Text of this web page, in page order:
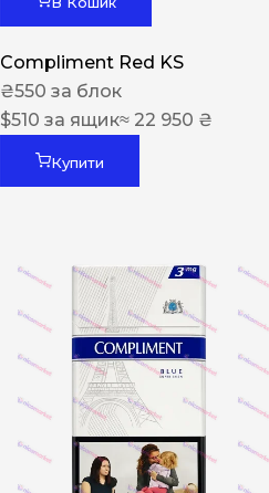
Compliment Red KS
₴550 за блок
$510 за ящик≈ 22 950 ₴
Купити